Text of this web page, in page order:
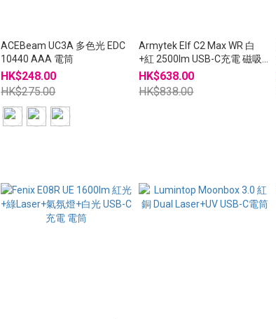
ACEBeam UC3A 多色光 EDC
10440 AAA 電筒
HK$248.00
HK$275.00
Armytek Elf C2 Max WR 白
+紅 2500lm USB-C充電 磁吸
頭燈
HK$638.00
HK$838.00